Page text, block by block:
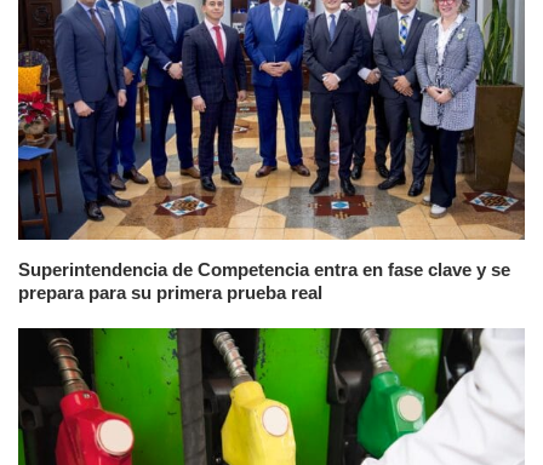
Superintendencia de Competencia entra en fase clave y se
prepara para su primera prueba real